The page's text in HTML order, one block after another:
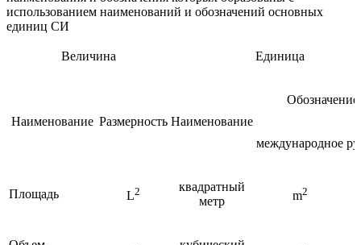
использованием наименований и обозначений основных
единиц СИ
Величина Единица
Наименование Размерность Наименование
Обозначение
международное
Площадь L2
квадратный
метр
m2